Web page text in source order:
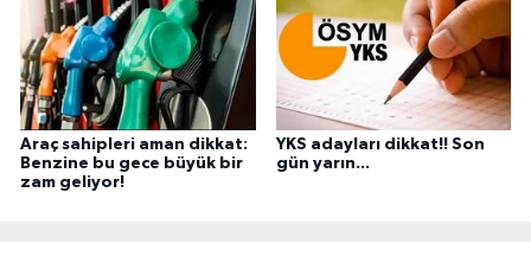
Araç sahipleri aman dikkat:
Benzine bu gece büyük bir
zam geliyor!
YKS adayları dikkat!! Son
gün yarın...